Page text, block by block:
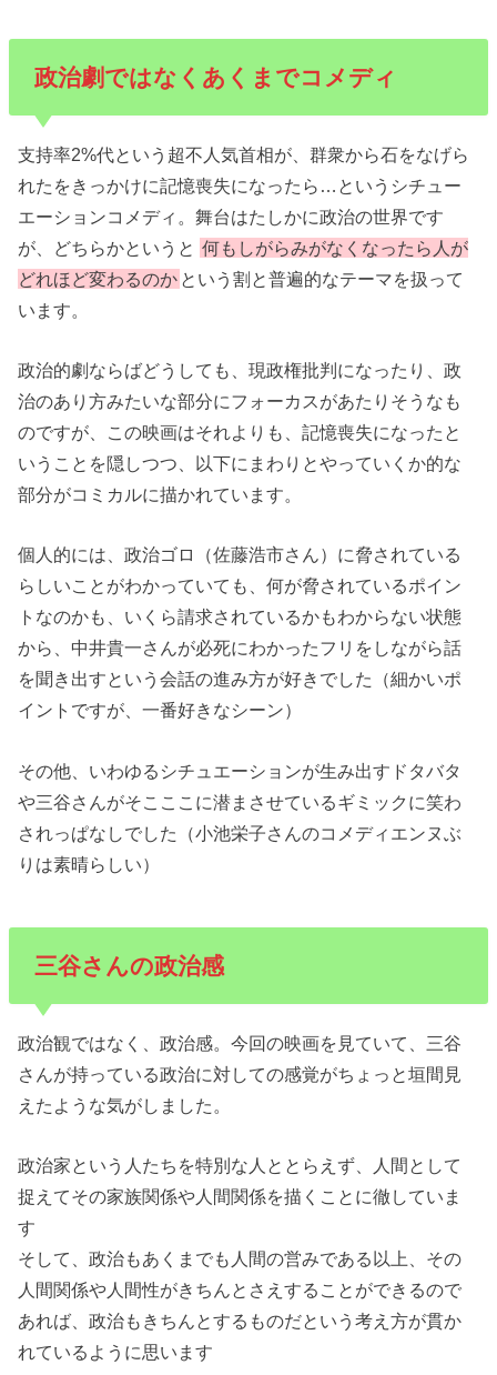
政治劇ではなくあくまでコメディ
支持率2%代という超不人気首相が、群衆から石をなげら
れたをきっかけに記憶喪失になったら…というシチュー
エーションコメディ。舞台はたしかに政治の世界です
が、どちらかというと 何もしがらみがなくなったら人が
どれほど変わるのか という割と普遍的なテーマを扱って
います。
政治的劇ならばどうしても、現政権批判になったり、政
治のあり方みたいな部分にフォーカスがあたりそうなも
のですが、この映画はそれよりも、記憶喪失になったと
いうことを隠しつつ、以下にまわりとやっていくか的な
部分がコミカルに描かれています。
個人的には、政治ゴロ（佐藤浩市さん）に脅されている
らしいことがわかっていても、何が脅されているポイン
トなのかも、いくら請求されているかもわからない状態
から、中井貴一さんが必死にわかったフリをしながら話
を聞き出すという会話の進み方が好きでした（細かいポ
イントですが、一番好きなシーン）
その他、いわゆるシチュエーションが生み出すドタバタ
や三谷さんがそこここに潜まさせているギミックに笑わ
されっぱなしでした（小池栄子さんのコメディエンヌぶ
りは素晴らしい）
三谷さんの政治感
政治観ではなく、政治感。今回の映画を見ていて、三谷
さんが持っている政治に対しての感覚がちょっと垣間見
えたような気がしました。
政治家という人たちを特別な人ととらえず、人間として
捉えてその家族関係や人間関係を描くことに徹していま
す
そして、政治もあくまでも人間の営みである以上、その
人間関係や人間性がきちんとさえすることができるので
あれば、政治もきちんとするものだという考え方が貫か
れているように思います